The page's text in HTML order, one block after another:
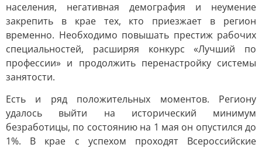
населения, негативная демография и неумение
закрепить в крае тех, кто приезжает в регион
временно. Необходимо повышать престиж рабочих
специальностей, расширяя конкурс «Лучший по
профессии» и продолжить перенастройку системы
занятости.
Есть и ряд положительных моментов. Региону
удалось выйти на исторический минимум
безработицы, по состоянию на 1 мая он опустился до
1%. В крае с успехом проходят Всероссийские